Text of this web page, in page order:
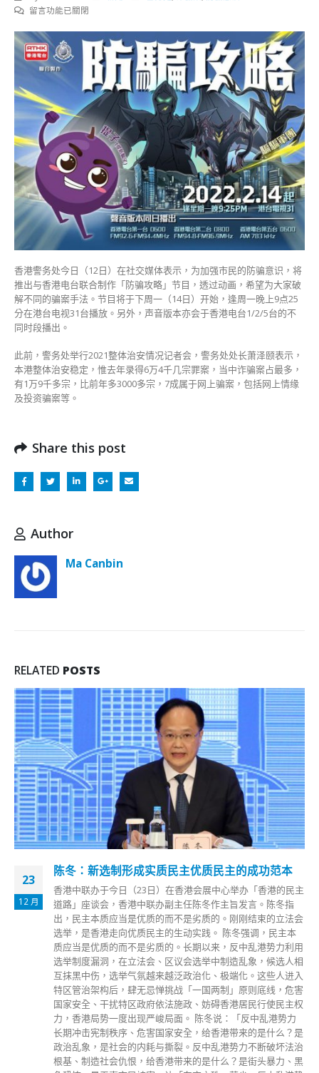
在
港
警
与
港
合
推
防
骗
动
画
冀
升
市
民
防
骗
意
中
留言功能已關閉
香港警务处今日（12日）在社交媒体表示，为加强市民的防骗意识，将
推出与香港电台联合制作「防骗攻略」节目，透过动画，希望为大家破
解不同的骗案手法。节目将于下周一（14日）开始，逢周一晚上9点25
分在港台电视31台播放。另外，声音版本亦会于香港电台1/2/5台的不
同时段播出。
此前，警务处举行2021整体治安情况记者会，警务处处长萧泽颐表示，
本港整体治安稳定，惟去年录得6万4千几宗罪案，当中诈骗案占最多，
有1万9千多宗，比前年多3000多宗，7成属于网上骗案，包括网上情缘
及投资骗案等。
Share this post
Author
Ma Canbin
RELATED POSTS
17
7 月
国务院港澳办：美方的所谓制裁令人不齿！
国务院港澳事务办公室发言人今日（17日）发表谈话，对美国
政府宣布对我中央驻港机构官员实施所谓制裁，并散布涉港营
商荒谬警示表示强烈愤慨和严厉谴责。 发言人表示，美方对
香港当前营商环境的评论纯属一派胡言。香港国安法保香港安
全、安定、安宁，有力推动香港由乱转治、重回正轨，也为香
港经济发展提供了良好的社会环境。一年来，香港的新股集资
额和银行体系总存款额等重要经济指标均大幅增长，国际投资
者普遍认为国安法实施后香港国际金融中心地位更加稳固，营
商环境更加优良。美方唱衰香港的谎言早已不攻自破。 发言
人表示，中国人民从来不信邪、也不怕邪。美方对中方官员的
所谓制裁，丝毫改变不了中国政府依法维护国家主权、安全、
发展利益和香港繁荣稳定的坚定决心，丝毫动摇不了中国政府
官员坚定捍卫国家利益、忠诚履行职责的钢铁意志，反而让中